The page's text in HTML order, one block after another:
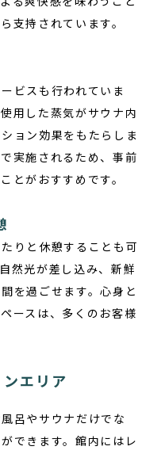
支持されています。
ビスも行われていま
用した蒸気がサウナ内
ョン効果をもたらしま
実施されるため、事前
とがおすすめです。
りと休憩することも可
然光が差し込み、新鮮
を過ごせます。心身と
ースは、多くのお客様
エリア
呂やサウナだけでな
できます。館内にはレ